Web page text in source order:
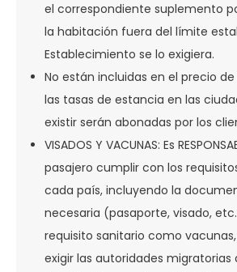
el correspondiente suplemento
la habitación fuera del límite
Establecimiento se lo exigiera.
No están incluidas en el precio
las tasas de estancia en las
existir serán abonadas por los
VISADOS Y VACUNAS: Es
pasajero cumplir con los
cada país, incluyendo la
necesaria (pasaporte, visado,
requisito sanitario como
exigir las autoridades migratorias